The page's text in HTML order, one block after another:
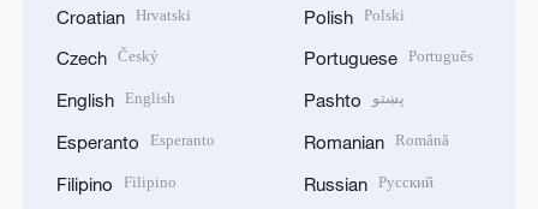
Croatian Hrvatski
Czech Český
English English
Esperanto Esperanto
Filipino Filipino
Polish Polski
Portuguese Português
Pashto پښتو
Romanian Română
Russian Русский